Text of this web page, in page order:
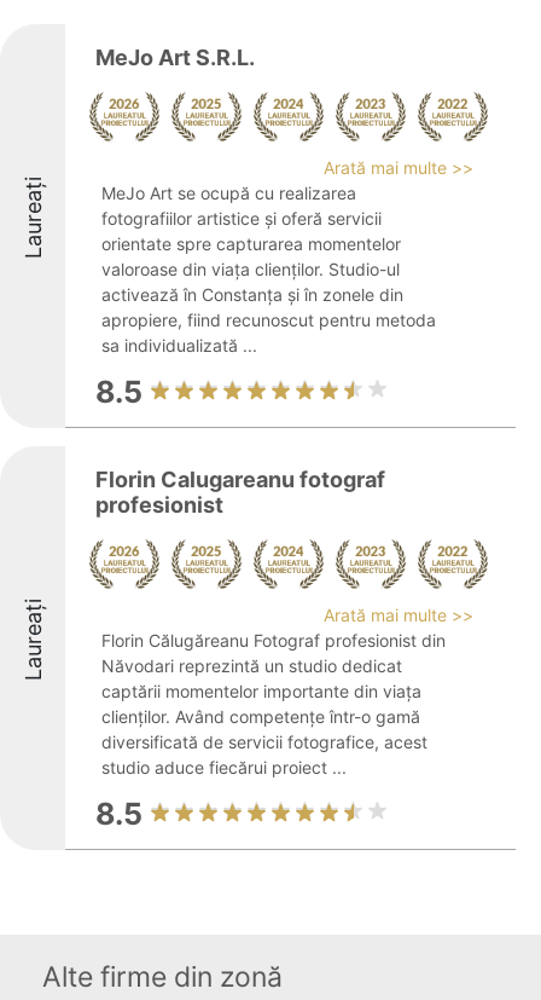
Laureați
MeJo Art S.R.L.
Arată mai multe >>
MeJo Art se ocupă cu realizarea
fotografiilor artistice și oferă servicii
orientate spre capturarea momentelor
valoroase din viața clienților. Studio-ul
activează în Constanța și în zonele din
apropiere, fiind recunoscut pentru metoda
sa individualizată ...
8.5
Laureați
Florin Calugareanu fotograf
profesionist
Arată mai multe >>
Florin Călugăreanu Fotograf profesionist din
Năvodari reprezintă un studio dedicat
captării momentelor importante din viața
clienților. Având competențe într-o gamă
diversificată de servicii fotografice, acest
studio aduce fiecărui proiect ...
8.5
Alte firme din zonă